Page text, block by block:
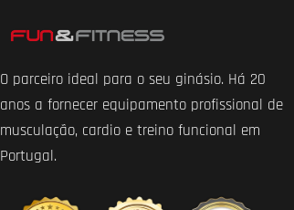
O parceiro ideal para o seu ginásio. Há 20
anos a fornecer equipamento profissional de
musculação, cardio e treino funcional em
Portugal.